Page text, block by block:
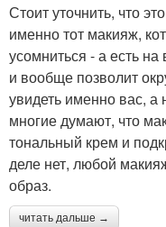
Стоит уточнить, что
именно тот макияж,
усомниться - а есть
и вообще позволит
увидеть именно вас,
многие думают, что
тональный крем и
деле нет, любой
образ.
читать дальше →